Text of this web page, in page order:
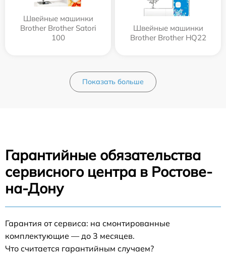
Швейные машинки
Brother Brother Satori
100
Швейные машинки
Brother Brother HQ22
Показать больше
Гарантийные обязательства
сервисного центра в Ростове-
на-Дону
Гарантия от сервиса: на смонтированные
комплектующие — до 3 месяцев.
Что считается гарантийным случаем?